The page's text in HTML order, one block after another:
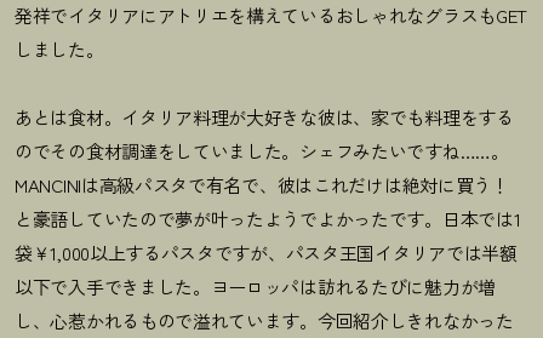
発祥でイタリアにアトリエを構えているおしゃれなグラスもGET
しました。
あとは食材。イタリア料理が大好きな彼は、家でも料理をする
のでその食材調達をしていました。シェフみたいですね……。
MANCINIは高級パスタで有名で、彼はこれだけは絶対に買う！
と豪語していたので夢が叶ったようでよかったです。日本では1
袋￥1,000以上するパスタですが、パスタ王国イタリアでは半額
以下で入手できました。ヨーロッパは訪れるたびに魅力が増
し、心惹かれるもので溢れています。今回紹介しきれなかった